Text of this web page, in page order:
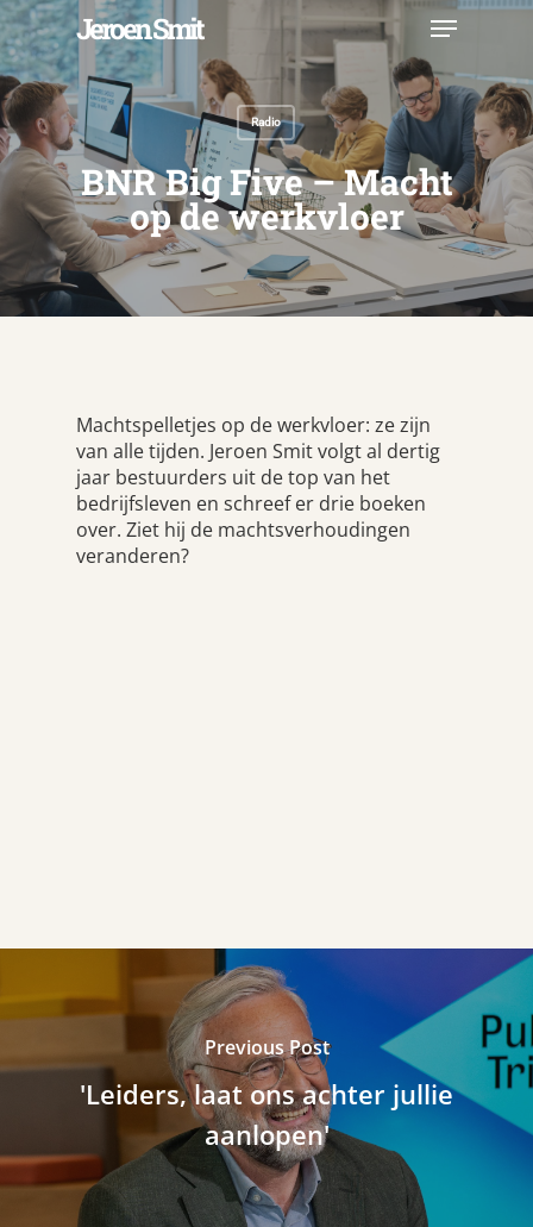
Skip
to
main
content
Jeroen Smit Menu
Radio
BNR Big Five – Macht
op de werkvloer
Machtspelletjes op de werkvloer: ze zijn
van alle tijden. Jeroen Smit volgt al dertig
jaar bestuurders uit de top van het
bedrijfsleven en schreef er drie boeken
over. Ziet hij de machtsverhoudingen
veranderen?
Previous Post
'Leiders, laat ons achter jullie
aanlopen'
Close
Menu